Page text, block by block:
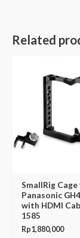
Related
SmallRig
Panasonic
with HDMI
1585
Rp1,880,000